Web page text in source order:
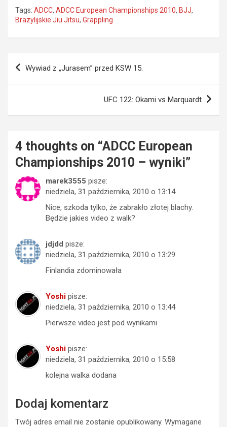
Tags: ADCC, ADCC European Championships 2010, BJJ,
Brazylijskie Jiu Jitsu, Grappling
Nawigacja
wpisu
Wywiad z „Jurasem” przed KSW 15.
UFC 122: Okami vs Marquardt
4 thoughts on “ADCC European
Championships 2010 – wyniki”
marek3555 pisze:
niedziela, 31 października, 2010 o 13:14
Nice, szkoda tylko, że zabrakło złotej blachy.
Będzie jakies video z walk?
jdjdd pisze:
niedziela, 31 października, 2010 o 13:29
Finlandia zdominowała
Yoshi pisze:
niedziela, 31 października, 2010 o 13:44
Pierwsze video jest pod wynikami
Yoshi pisze:
niedziela, 31 października, 2010 o 15:58
kolejna walka dodana
Dodaj komentarz
Twój adres email nie zostanie opublikowany. Wymagane